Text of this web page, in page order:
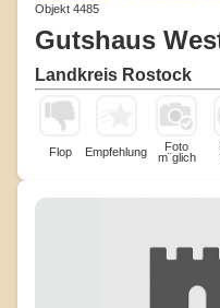
Objekt 4485
Gutshaus
Landkreis Rostock
Flop Empfehlung
Foto
m¨glich